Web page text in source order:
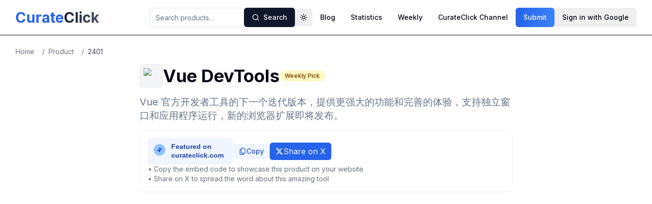
CurateClick Search Toggle theme
Blog Statistics Weekly CurateClick Channel Submit Sign in with Google
Home / Product / 2401
Vue DevTools Weekly Pick
Vue 官方开发者工具的下一个迭代版本，提供更强大的功能和完善的体验，支持独立窗
口和应用程序运行，新的浏览器扩展即将发布。
Copy Share on X
• Copy the embed code to showcase this product on your website
• Share on X to spread the word about this amazing tool